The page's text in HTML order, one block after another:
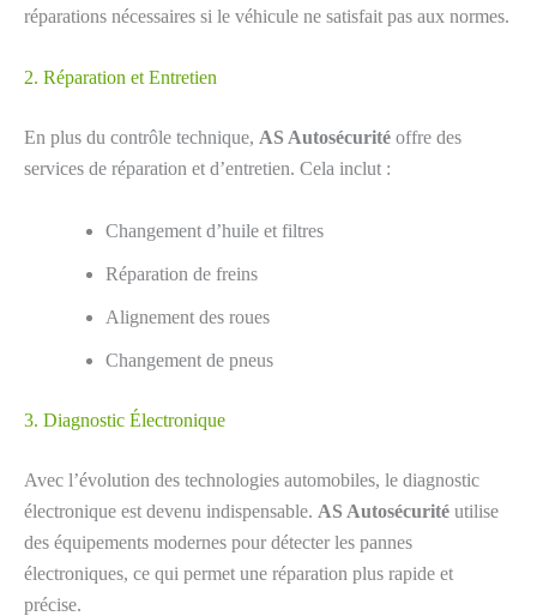
réparations nécessaires si le véhicule ne satisfait pas aux normes.
2. Réparation et Entretien
En plus du contrôle technique, AS Autosécurité offre des
services de réparation et d’entretien. Cela inclut :
Changement d’huile et filtres
Réparation de freins
Alignement des roues
Changement de pneus
3. Diagnostic Électronique
Avec l’évolution des technologies automobiles, le diagnostic
électronique est devenu indispensable. AS Autosécurité utilise
des équipements modernes pour détecter les pannes
électroniques, ce qui permet une réparation plus rapide et
précise.